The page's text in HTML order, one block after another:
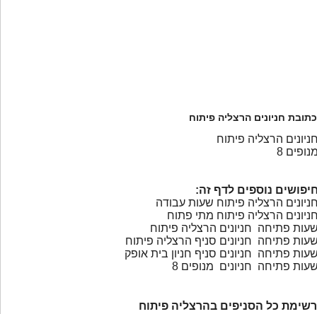
כתובת חניונים הרצליה פיתוח
הרצליה פיתוח
8
נוספים לדף זה:
הרצליה פיתוח שעות עבודה
הרצליה פיתוח מתי פתוח
פתיחה חניונים הרצליה פיתוח
פתיחה חניונים סניף הרצליה פיתוח
פתיחה חניונים סניף חניון בית אופק
פתיחה חניונים מנופים 8
רשימת כל הסניפים בהרצליה פיתוח